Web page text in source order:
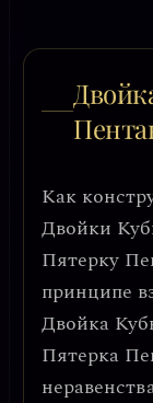
Как
Двойки
Пятерку
принципе
Двойка
Пятерка